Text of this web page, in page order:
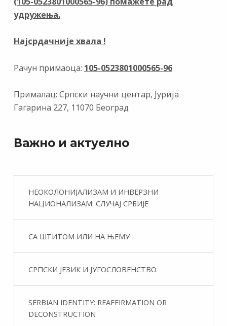
k p
удружења.
Најсрдачније хвала !
Рачун примаоца: 105-0523801000565-96
Прималац: Српски научни центар, Јурија
Гагарина 227, 11070 Београд
Важно и актуелно
НЕОКОЛОНИЈАЛИЗАМ И ИНВЕРЗНИ
НАЦИОНАЛИЗАМ: СЛУЧАЈ СРБИЈЕ
СА ШТИТОМ ИЛИ НА ЊЕМУ
СРПСКИ ЈЕЗИК И ЈУГОСЛОВЕНСТВО
SERBIAN IDENTITY: REAFFIRMATION OR
DECONSTRUCTION